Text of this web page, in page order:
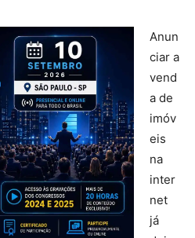
Anun
ciar a
vend
a de
imóv
eis
na
inter
net
já